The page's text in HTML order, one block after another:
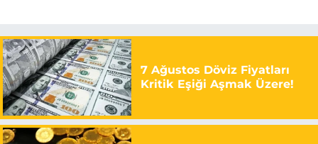
7 Ağustos Döviz Fiyatları
Kritik Eşiği Aşmak Üzere!